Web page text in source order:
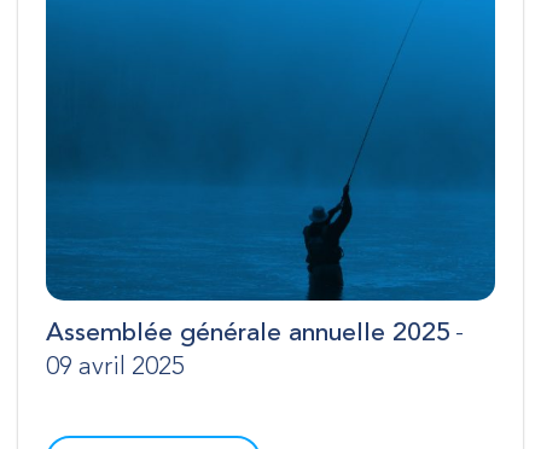
Assemblée générale annuelle 2025 -
09 avril 2025